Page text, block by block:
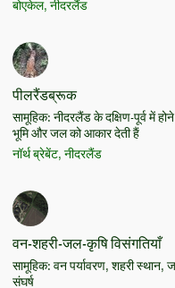
बोएकेल, नीदरलैंड
पीलरैंडब्रूक
सामूहिक: नीदरलैंड के दक्षिण-पूर्व में
भूमि और जल को आकार देती हैं
नॉर्थ ब्रेबेंट, नीदरलैंड
वन-शहरी-जल-कृषि विसंगतियाँ
सामूहिक: वन पर्यावरण, शहरी
संघर्ष